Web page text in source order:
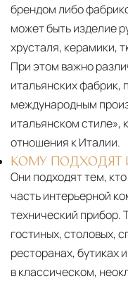
брендом либо
может быть изделие
хрусталя, керамики,
При этом важно
итальянских фабрик,
международным
итальянском стиле»,
отношения к Италии.
КОМУ ПОДХОДЯТ
Они подходят тем,
часть интерьерной
технический прибор.
гостиных, столовых,
ресторанах, бутиках
в классическом,